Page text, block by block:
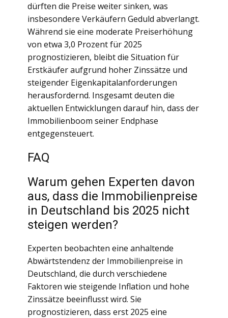
dürften die Preise weiter sinken, was
insbesondere Verkäufern Geduld abverlangt.
Während sie eine moderate Preiserhöhung
von etwa 3,0 Prozent für 2025
prognostizieren, bleibt die Situation für
Erstkäufer aufgrund hoher Zinssätze und
steigender Eigenkapitalanforderungen
herausfordernd. Insgesamt deuten die
aktuellen Entwicklungen darauf hin, dass der
Immobilienboom seiner Endphase
entgegensteuert.
FAQ
Warum gehen Experten davon
aus, dass die Immobilienpreise
in Deutschland bis 2025 nicht
steigen werden?
Experten beobachten eine anhaltende
Abwärtstendenz der Immobilienpreise in
Deutschland, die durch verschiedene
Faktoren wie steigende Inflation und hohe
Zinssätze beeinflusst wird. Sie
prognostizieren, dass erst 2025 eine